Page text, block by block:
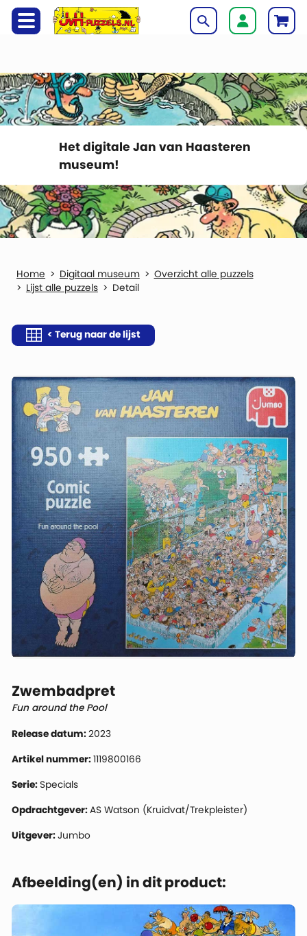
Het digitale Jan van Haasteren
museum!
Digitaal museum
Overzicht alle puzzels
Lijst alle puzzels
Detail
< Terug naar de lijst
Zwembadpret
Fun around the Pool
Release datum:2023
Artikel nummer:1119800166
Serie: Specials
Opdrachtgever:AS Watson (Kruidvat/Trekpleister)
Uitgever:Jumbo
Afbeelding(en) in dit product: